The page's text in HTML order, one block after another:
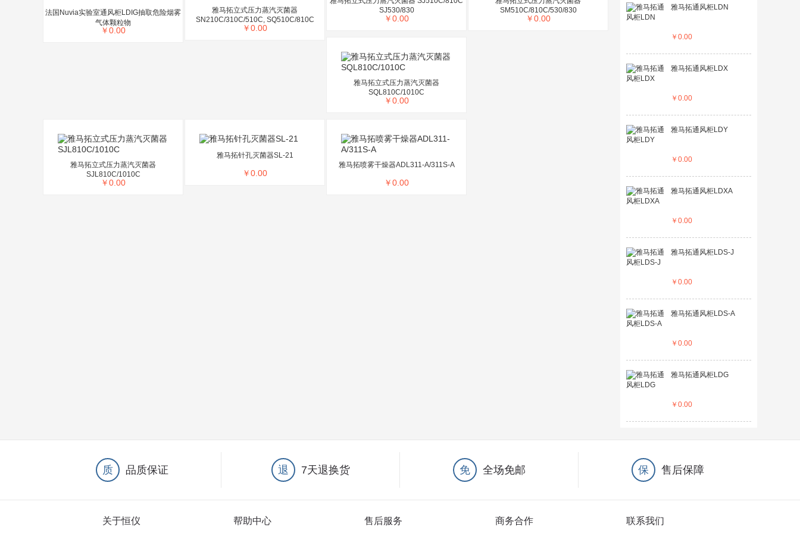
法国Nuvia实验室通风柜LDIG抽取危险烟雾
气体颗粒物
￥0.00
雅马拓立式压力蒸汽灭菌器
SN210C/310C/510C, SQ510C/810C
￥0.00
SJ530/830
￥0.00
SM510C/810C/530/830
￥0.00
雅马拓立式压力蒸汽灭菌器
SQL810C/1010C
￥0.00
雅马拓立式压力蒸汽灭菌器
SJL810C/1010C
￥0.00
雅马拓针孔灭菌器SL-21
￥0.00
雅马拓喷雾干燥器ADL311-A/311S-A
￥0.00
雅马拓通风柜LDN
￥ 0.00
雅马拓通风柜LDX
￥ 0.00
雅马拓通风柜LDY
￥ 0.00
雅马拓通风柜LDXA
￥ 0.00
雅马拓通风柜LDS-J
￥ 0.00
雅马拓通风柜LDS-A
￥ 0.00
雅马拓通风柜LDG
￥ 0.00
质 品质保证 退 7天退换货 免 全场免邮 保 售后保障
关于恒仪 帮助中心 售后服务 商务合作 联系我们